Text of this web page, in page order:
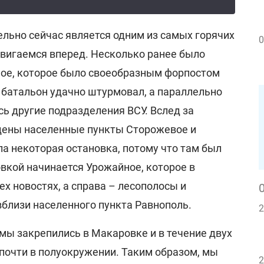
сейчас является одним из самых горячих
вперед. Несколько ранее было
которое было своеобразным форпостом
удачно штурмовал, а параллельно
другие подразделения ВСУ. Вслед за
населенные пункты Сторожевое и
некоторая остановка, потому что там был
начинается Урожайное, которое в
новостях, а справа – лесополосы и
населенного пункта Равнополь.
закрепились в Макаровке и в течение двух
в полуокружении. Таким образом, мы